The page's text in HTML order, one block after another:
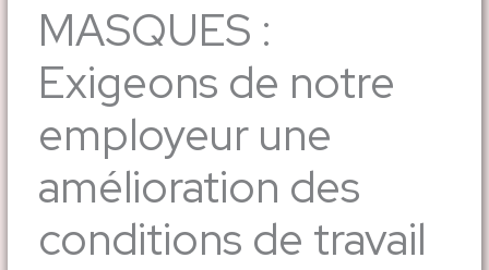
MASQUES :
Exigeons de notre
employeur une
amélioration des
conditions de travail